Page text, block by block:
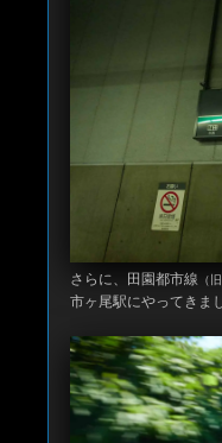
さらに、田園都市線 （
市ヶ尾駅にやってきま